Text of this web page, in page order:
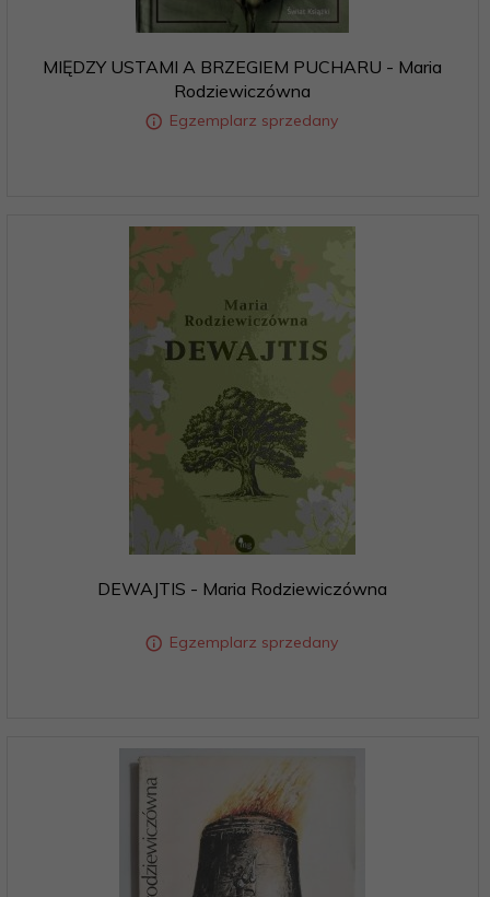
MIĘDZY USTAMI A BRZEGIEM PUCHARU - Maria
Rodziewiczówna
Egzemplarz sprzedany
DEWAJTIS - Maria Rodziewiczówna
Egzemplarz sprzedany